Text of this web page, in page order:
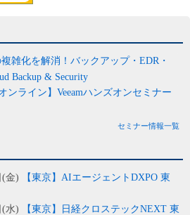
雑化を解消！バックアップ・EDR・
Backup & Security
オンライン】Veeamハンズオンセミナー
セミナー情報一覧
(金)
【東京】AIエージェントDXPO 東
(水)
【東京】日経クロステックNEXT 東